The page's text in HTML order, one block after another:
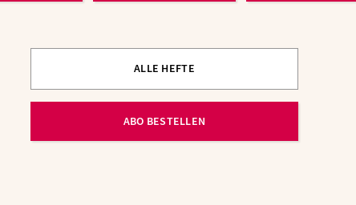
ALLE HEFTE
ABO BESTELLEN